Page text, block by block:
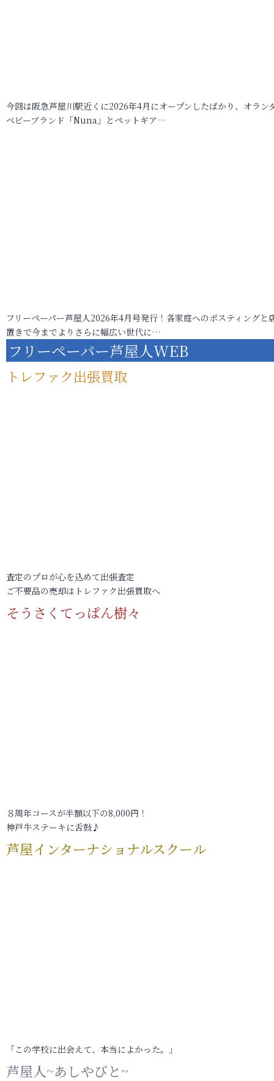
今回は阪急芦屋川駅近くに2026年4月にオープンしたばかり、オラン
ベビーブランド「Nuna」とペットギア…
フリーペーパー芦屋人2026年4月号発行！各家庭へのポスティングと
置きで今までよりさらに幅広い世代に…
フリーペーパー芦屋人WEB
トレファク出張買取
査定のプロが心を込めて出張査定
ご不要品の売却はトレファク出張買取へ
そうさくてっぱん樹々
８周年コースが半額以下の8,000円！
神戸牛ステーキに舌鼓♪
芦屋インターナショナルスクール
「この学校に出会えて、本当によかった。」
芦屋人~あしやびと~